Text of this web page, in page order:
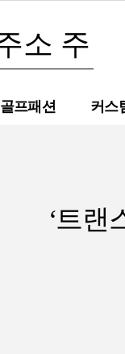
골프패션 커스
‘트랜